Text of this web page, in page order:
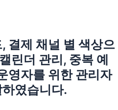
결제 채널 별 색상으
린더 관리, 중복 예
영자를 위한 관리자
였습니다.